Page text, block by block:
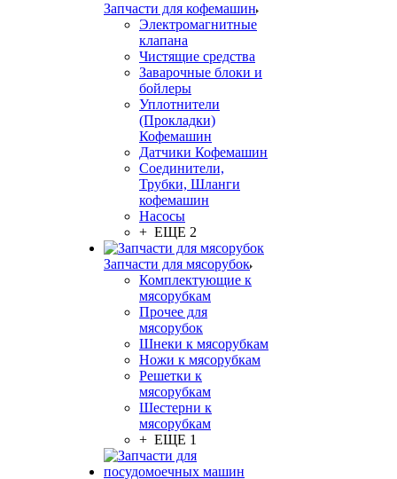
Запчасти для кофемашин
Электромагнитные
клапана
Чистящие средства
Заварочные блоки и
бойлеры
Уплотнители
(Прокладки)
Кофемашин
Датчики Кофемашин
Соединители,
Трубки, Шланги
кофемашин
Насосы
+ ЕЩЕ 2
Запчасти для мясорубок
Комплектующие к
мясорубкам
Прочее для
мясорубок
Шнеки к мясорубкам
Ножи к мясорубкам
Решетки к
мясорубкам
Шестерни к
мясорубкам
+ ЕЩЕ 1